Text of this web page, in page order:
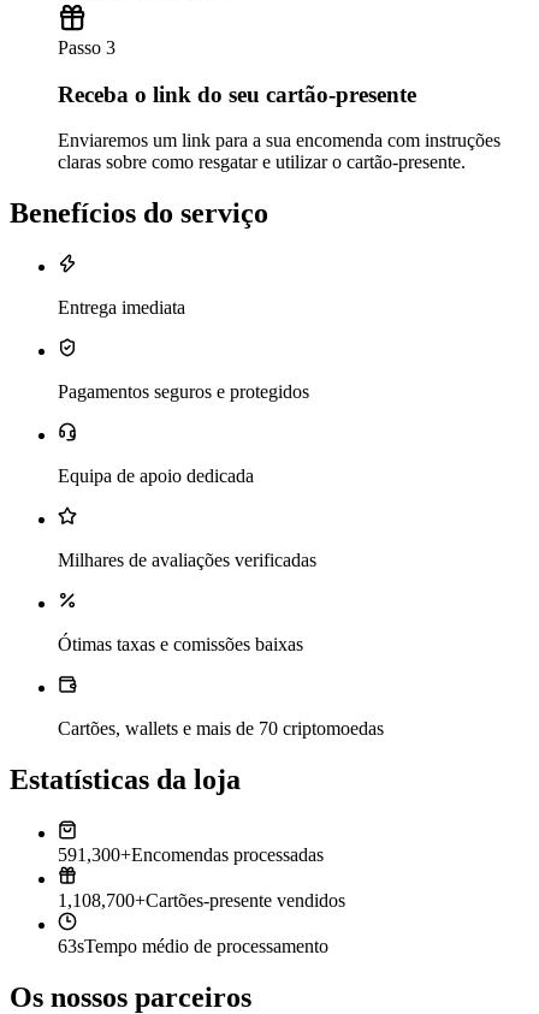
Passo 3
Receba o link do seu cartão-presente
Enviaremos um link para a sua encomenda com instruções
claras sobre como resgatar e utilizar o cartão-presente.
Benefícios do serviço
Entrega imediata
Pagamentos seguros e protegidos
Equipa de apoio dedicada
Milhares de avaliações verificadas
Ótimas taxas e comissões baixas
Cartões, wallets e mais de 70 criptomoedas
Estatísticas da loja
591,300+Encomendas processadas
1,108,700+Cartões-presente vendidos
63sTempo médio de processamento
Os nossos parceiros